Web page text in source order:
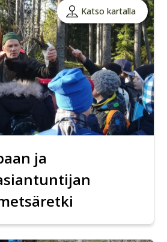
Katso kartalla
ja